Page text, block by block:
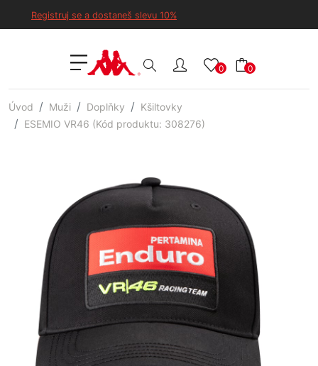
Registruj se a dostaneš slevu 10%
0 0
Úvod Muži Doplňky
Kšiltovky
ESEMIO VR46 (Kód produktu: 308276)